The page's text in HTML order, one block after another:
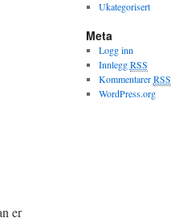
er
Ukategorisert
Meta
Logg inn
InnleggRSS
KommentarerRSS
WordPress.org